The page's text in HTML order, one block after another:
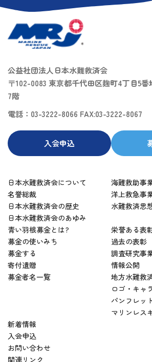
公益社団法人日本水難救済会
〒102-0083 東京都千代田区麹町4丁目5
7階
電話：03-3222-8066 FAX:03-3222-8067
入会申込
日本水難救済会について
名誉総裁
日本水難救済会の歴史
日本水難救済会のあゆみ
海難救助事
洋上救急事
水難救済思
青い羽根募金とは?
募金の使いみち
募金する
寄付遺贈
募金者名一覧
栄誉ある表
過去の表彰
調査研究事
情報公開
地方水難救
ロゴ・キャ
パンフレッ
マリンレス
新着情報
入会申込
お問い合わせ
関連リンク